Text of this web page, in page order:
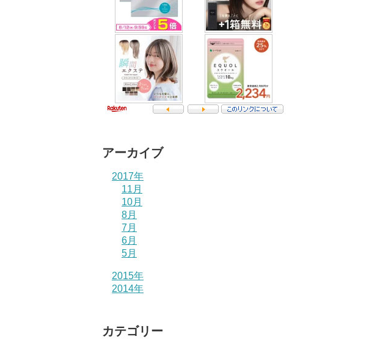
アーカイブ
2017年
11月
10月
8月
7月
6月
5月
2015年
2014年
カテゴリー